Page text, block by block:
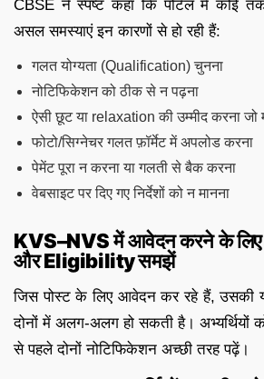
CBSE ने स्पष्ट कहा कि पोर्टल में कोई
असल समस्याएं इन कारणों से हो रही हैं:
गलत योग्यता (Qualification) चुनना
नोटिफिकेशन को ठीक से न पढ़ना
ऐसी छूट या relaxation की उम्मीद करना जो
फोटो/सिग्नेचर गलत फ़ॉर्मेट में अपलोड करना
पेमेंट पूरा न करना या गलती से बैक करना
वेबसाइट पर दिए गए निर्देशों को न मानना
KVS–NVS में आवेदन करने के लिए
और Eligibility समझें
जिस पोस्ट के लिए आवेदन कर रहे हैं, उसकी
दोनों में अलग-अलग हो सकती है। अभ्यर्थियों
से पहले दोनों नोटिफिकेशन अच्छी तरह पढ़ें।